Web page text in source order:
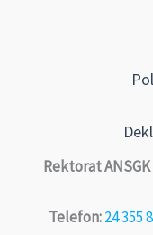
Rektorat ANSGK
Telefon:24 355